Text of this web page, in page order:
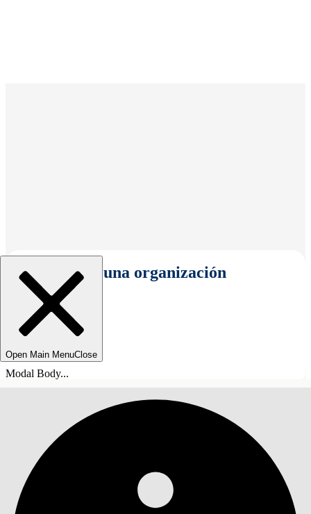
Seleccionar una organización
Open Main MenuClose
Modal Body...
ÍNDICE DE MATERIAS